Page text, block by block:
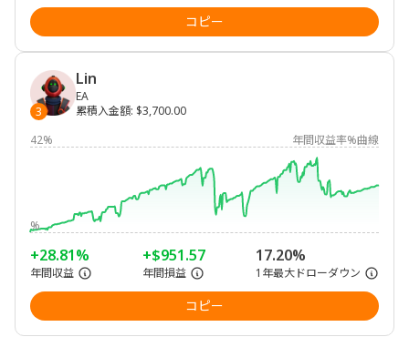
コピー
3
Lin
EA
累積入金額: $3,700.00
42%
年間収益率%曲線
%
+28.81%
年間収益
+$951.57
年間損益
17.20%
1年最大ドローダウン
コピー